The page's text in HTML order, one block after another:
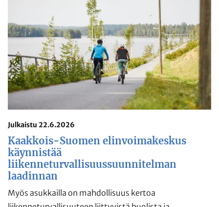
Julkaistu 22.6.2026
Kaakkois-Suomen elinvoimakeskus
käynnistää
liikenneturvallisuussuunnitelman
laadinnan
Myös asukkailla on mahdollisuus kertoa